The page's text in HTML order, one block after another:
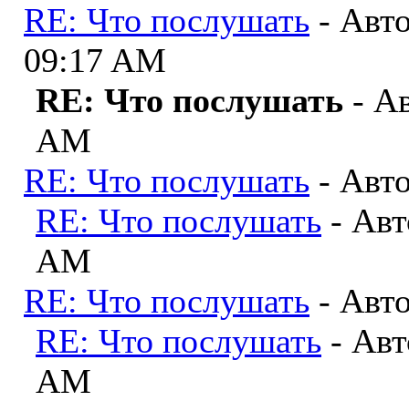
RE: Что послушать -
09:17 AM
RE: Что послушать -
AM
RE: Что послушать -
RE: Что послушать -
AM
RE: Что послушать -
RE: Что послушать -
AM